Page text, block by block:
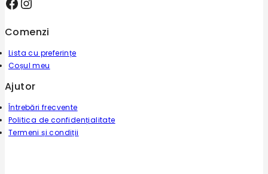
Comenzi
Lista cu preferințe
Coșul meu
Ajutor
Întrebări frecvente
Politica de confidențialitate
Termeni și condiții